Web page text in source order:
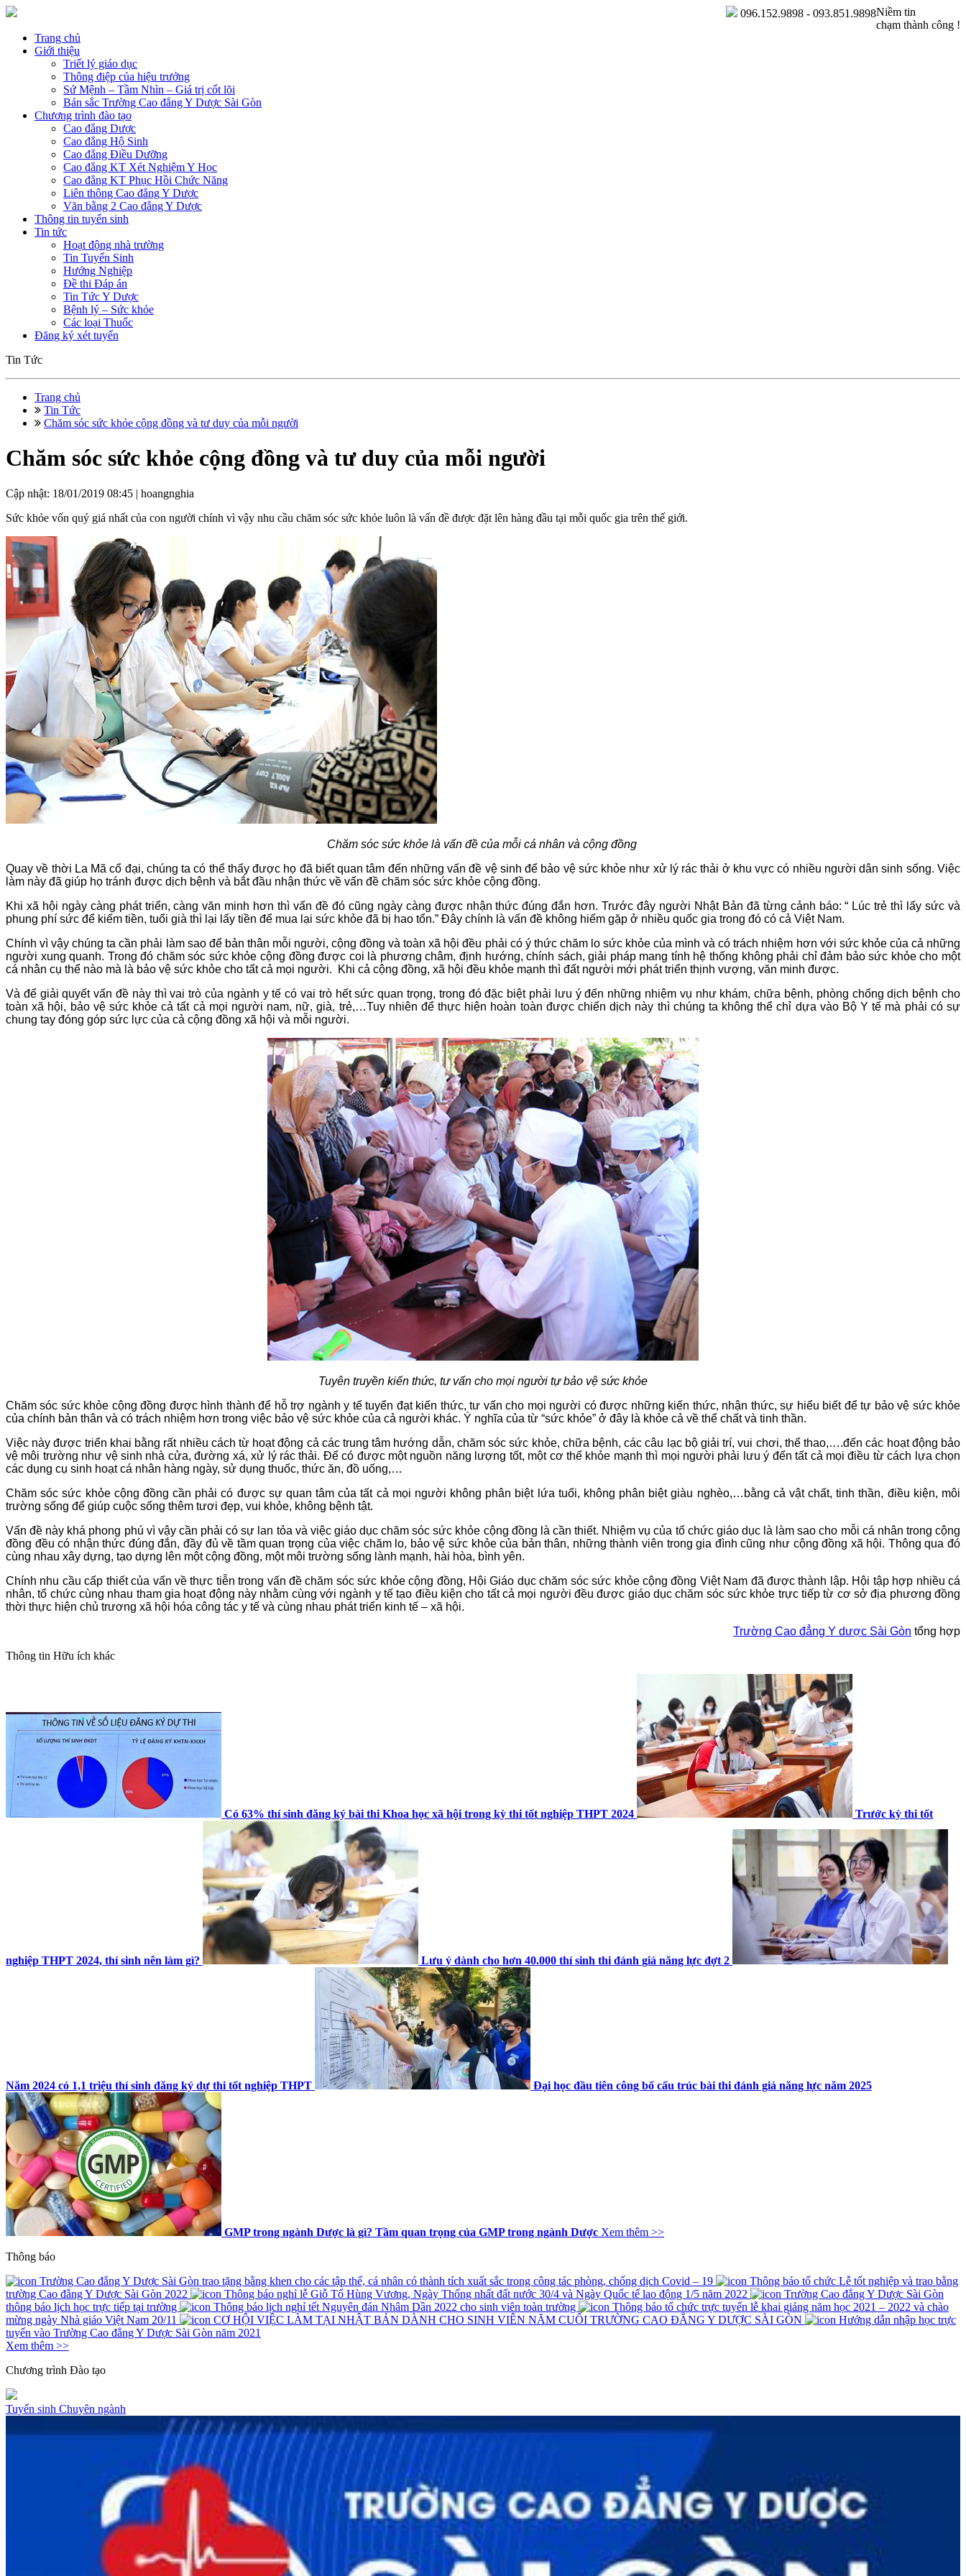
Niềm tin
chạm thành công !
096.152.9898 - 093.851.9898
Trang chủ
Giới thiệu
Triết lý giáo dục
Thông điệp của hiệu trưởng
Sứ Mệnh – Tầm Nhìn – Giá trị cốt lõi
Bản sắc Trường Cao đẳng Y Dược Sài Gòn
Chương trình đào tạo
Cao đẳng Dược
Cao đẳng Hộ Sinh
Cao đẳng Điều Dưỡng
Cao đẳng KT Xét Nghiệm Y Học
Cao đẳng KT Phục Hồi Chức Năng
Liên thông Cao đẳng Y Dược
Văn bằng 2 Cao đẳng Y Dược
Thông tin tuyển sinh
Tin tức
Hoạt động nhà trường
Tin Tuyển Sinh
Hướng Nghiệp
Đề thi Đáp án
Tin Tức Y Dược
Bệnh lý – Sức khỏe
Các loại Thuốc
Đăng ký xét tuyển
Tin Tức
Trang chủ
Tin Tức
Chăm sóc sức khỏe cộng đồng và tư duy của mỗi người
Chăm sóc sức khỏe cộng đồng và tư duy của mỗi người
Cập nhật: 18/01/2019 08:45 | hoangnghia
Sức khỏe vốn quý giá nhất của con người chính vì vậy nhu cầu chăm sóc sức khỏe luôn là vấn đề được đặt lên hàng đầu tại mỗi quốc gia trên thế giới.
Chăm sóc sức khỏe là vấn đề của mỗi cá nhân và cộng đồng
Quay về thời La Mã cổ đại, chúng ta có thể thấy được họ đã biết quan tâm đến những vấn đề vệ sinh để bảo vệ sức khỏe như xử lý rác thải ở khu vực có nhiều người dân sinh sống. Việc
làm này đã giúp họ tránh được dịch bệnh và bắt đầu nhận thức về vấn đề chăm sóc sức khỏe cộng đồng.
Khi xã hội ngày càng phát triển, càng văn minh hơn thì vấn đề đó cũng ngày càng được nhận thức đúng đắn hơn. Trước đây người Nhật Bản đã từng cảnh báo: “ Lúc trẻ thì lấy sức và
phung phí sức để kiếm tiền, tuổi già thì lại lấy tiền để mua lại sức khỏe đã bị hao tổn.” Đây chính là vấn đề không hiếm gặp ở nhiều quốc gia trong đó có cả Việt Nam.
Chính vì vậy chúng ta cần phải làm sao để bản thân mỗi người, cộng đồng và toàn xã hội đều phải có ý thức chăm lo sức khỏe của mình và có trách nhiệm hơn với sức khỏe của cả những
người xung quanh. Trong đó chăm sóc sức khỏe cộng đồng được coi là phương châm, định hướng, chính sách, giải pháp mang tính hệ thống không phải chỉ đảm bảo sức khỏe cho một
cá nhân cụ thể nào mà là bảo vệ sức khỏe cho tất cả mọi người. Khi cả cộng đồng, xã hội đều khỏe mạnh thì đất người mới phát triển thịnh vượng, văn minh được.
Và để giải quyết vấn đề này thì vai trò của ngành y tế có vai trò hết sức quan trọng, trong đó đặc biệt phải lưu ý đến những nhiệm vụ như khám, chữa bệnh, phòng chống dịch bệnh cho
toàn xã hội, bảo vệ sức khỏe cả tất cả mọi người nam, nữ, già, trẻ,…Tuy nhiên để thực hiện hoàn toàn được chiến dịch này thì chúng ta không thể chỉ dựa vào Bộ Y tế mà phải có sự
chung tay đóng góp sức lực của cả cộng đồng xã hội và mỗi người.
Tuyên truyền kiến thức, tư vấn cho mọi người tự bảo vệ sức khỏe
Chăm sóc sức khỏe cộng đồng được hình thành để hỗ trợ ngành y tế tuyển đạt kiến thức, tư vấn cho mọi người có được những kiến thức, nhận thức, sự hiểu biết để tự bảo vệ sức khỏe
của chính bản thân và có trách nhiệm hơn trong việc bảo vệ sức khỏe của cả người khác. Ý nghĩa của từ “sức khỏe” ở đây là khỏe cả về thể chất và tinh thần.
Việc này được triển khai bằng rất nhiều cách từ hoạt động cả các trung tâm hướng dẫn, chăm sóc sức khỏe, chữa bệnh, các câu lạc bộ giải trí, vui chơi, thể thao,….đến các hoạt động bảo
vệ môi trường như vệ sinh nhà cửa, đường xá, xử lý rác thải. Để có được một nguồn năng lượng tốt, một cơ thể khỏe mạnh thì mọi người phải lưu ý đến tất cả mọi điều từ cách lựa chọn
các dụng cụ sinh hoạt cá nhân hàng ngày, sử dụng thuốc, thức ăn, đồ uống,…
Chăm sóc sức khỏe cộng đồng cần phải có được sự quan tâm của tất cả mọi người không phân biệt lứa tuổi, không phân biệt giàu nghèo,…bằng cả vật chất, tinh thần, điều kiện, môi
trường sống để giúp cuộc sống thêm tươi đẹp, vui khỏe, không bệnh tật.
Vấn đề này khá phong phú vì vậy cần phải có sự lan tỏa và việc giáo dục chăm sóc sức khỏe cộng đồng là cần thiết. Nhiệm vụ của tổ chức giáo dục là làm sao cho mỗi cá nhân trong cộng
đồng đều có nhận thức đúng đắn, đầy đủ về tầm quan trọng của việc chăm lo, bảo vệ sức khỏe của bản thân, những thành viên trong gia đình cũng như cộng đồng xã hội. Thông qua đó
cùng nhau xây dựng, tạo dựng lên một cộng đồng, một môi trường sống lành mạnh, hài hòa, bình yên.
Chính nhu cầu cấp thiết của vấn về thực tiễn trong vấn đề chăm sóc sức khỏe cộng đồng, Hội Giáo dục chăm sóc sức khỏe cộng đồng Việt Nam đã được thành lập. Hội tập hợp nhiều cá
nhân, tổ chức cùng nhau tham gia hoạt động này nhằm cùng với ngành y tế tạo điều kiện cho tất cả mọi người đều được giáo dục chăm sóc sức khỏe trực tiếp từ cơ sở địa phương đồng
thời thực hiện chủ trương xã hội hóa công tác y tế và cùng nhau phát triển kinh tế – xã hội.
Trường Cao đẳng Y dược Sài Gòn tổng hợp
Thông tin Hữu ích khác
Có 63% thí sinh đăng ký bài thi Khoa học xã hội trong kỳ thi tốt nghiệp THPT 2024 Trước kỳ thi tốt
nghiệp THPT 2024, thí sinh nên làm gì? Lưu ý dành cho hơn 40.000 thí sinh thi đánh giá năng lực đợt 2
Năm 2024 có 1,1 triệu thí sinh đăng ký dự thi tốt nghiệp THPT Đại học đầu tiên công bố cấu trúc bài thi đánh giá năng lực năm 2025
GMP trong ngành Dược là gì? Tầm quan trọng của GMP trong ngành Dược Xem thêm >>
Thông báo
Trường Cao đẳng Y Dược Sài Gòn trao tặng bằng khen cho các tập thể, cá nhân có thành tích xuất sắc trong công tác phòng, chống dịch Covid – 19
Thông báo tổ chức Lễ tốt nghiệp và trao bằng
trường Cao đẳng Y Dược Sài Gòn 2022
Thông báo nghỉ lễ Giỗ Tổ Hùng Vương, Ngày Thống nhất đất nước 30/4 và Ngày Quốc tế lao động 1/5 năm 2022
Trường Cao đẳng Y Dược Sài Gòn
thông báo lịch học trực tiếp tại trường
Thông báo lịch nghỉ tết Nguyên đán Nhâm Dần 2022 cho sinh viên toàn trường
Thông báo tổ chức trực tuyến lễ khai giảng năm học 2021 – 2022 và chào
mừng ngày Nhà giáo Việt Nam 20/11
CƠ HỘI VIỆC LÀM TẠI NHẬT BẢN DÀNH CHO SINH VIÊN NĂM CUỐI TRƯỜNG CAO ĐẲNG Y DƯỢC SÀI GÒN
Hướng dẫn nhập học trực
tuyến vào Trường Cao đẳng Y Dược Sài Gòn năm 2021
Xem thêm >>
Chương trình Đào tạo
Tuyển sinh Chuyên ngành